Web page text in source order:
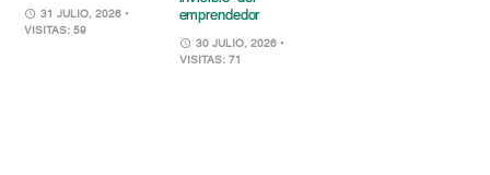
31 JULIO, 2026 •
VISITAS: 59
emprendedor
30 JULIO, 2026 •
VISITAS: 71